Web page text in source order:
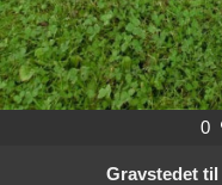
0
Gravstedet til